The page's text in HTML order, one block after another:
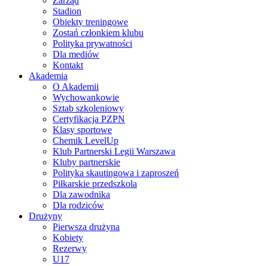
Stadion
Obiekty treningowe
Zostań członkiem klubu
Polityka prywatności
Dla mediów
Kontakt
Akademia
O Akademii
Wychowankowie
Sztab szkoleniowy
Certyfikacja PZPN
Klasy sportowe
Chemik LevelUp
Klub Partnerski Legii Warszawa
Kluby partnerskie
Polityka skautingowa i zaproszeń
Piłkarskie przedszkola
Dla zawodnika
Dla rodziców
Drużyny
Pierwsza drużyna
Kobiety
Rezerwy
U17